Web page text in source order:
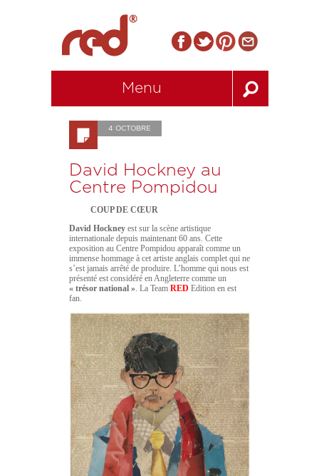
Menu
4 OCTOBRE
David Hockney au
Centre Pompidou
COUP DE CŒUR
David Hockneyest sur la scène artistique
internationale depuis maintenant 60 ans. Cette
exposition au Centre Pompidou apparaît comme un
immense hommage à cet artiste anglais complet qui ne
s’est jamais arrêté de produire. L’homme qui nous est
présenté est considéré en Angleterre comme un
« trésor national ». La Team RED Edition en est
fan.